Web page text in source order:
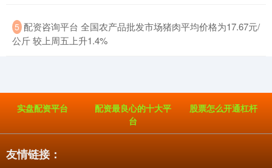
5 ​配资咨询平台 全国农产品批发市场猪肉平均价格为17.67元/
公斤 较上周五上升1.4%
实盘配资平台
配资最良心的十大平
台
股票怎么开通杠杆
友情链接：